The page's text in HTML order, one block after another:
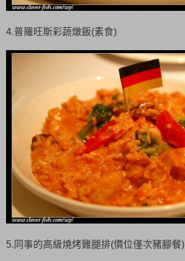
4.普羅旺斯彩蔬燉飯(素食)
5.同事的高級燒烤雞腿排(價位僅次豬腳餐)